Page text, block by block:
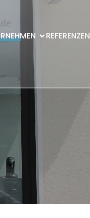
REFERENZEN